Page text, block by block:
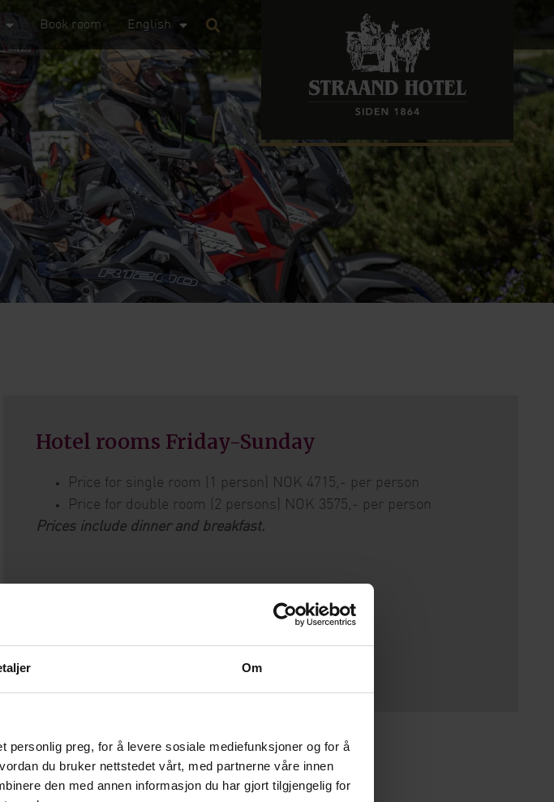
Om
preg, for å levere sosiale mediefunksjoner og for å
du bruker nettstedet vårt, med partnerne våre innen
den med annen informasjon du har gjort tilgjengelig for
Book room English
Hotel rooms Friday-Sunday
Price for single room (1 person) NOK 4715,- per person
Price for double room (2 persons) NOK 3575,- per person
Prices include dinner and breakfast.